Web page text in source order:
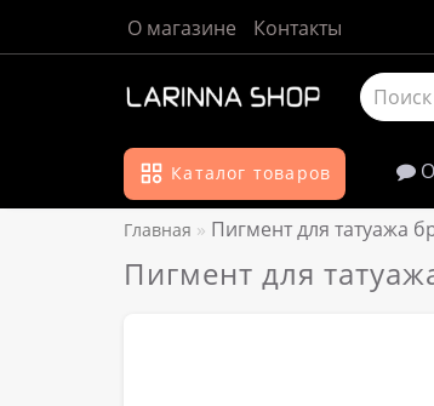
О магазине Контакты
Каталог товаров
Главная Пигмент для татуажа
Пигмент для